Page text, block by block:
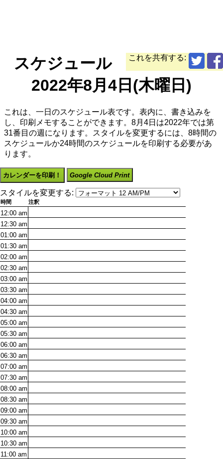
これを共有する:
スケジュール
2022年8月4日(木曜日)
これは、一日のスケジュール表です。表内に、書き込みを
し、印刷メモすることができます。8月4日は2022年では第
31番目の週になります。スタイルを変更するには、8時間の
スケジュールか24時間のスケジュールを印刷する必要があ
ります。
カレンダーを印刷！ Google Cloud Print
スタイルを変更する:
時間 注釈
12:00 am
12:30 am
01:00 am
01:30 am
02:00 am
02:30 am
03:00 am
03:30 am
04:00 am
04:30 am
05:00 am
05:30 am
06:00 am
06:30 am
07:00 am
07:30 am
08:00 am
08:30 am
09:00 am
09:30 am
10:00 am
10:30 am
11:00 am